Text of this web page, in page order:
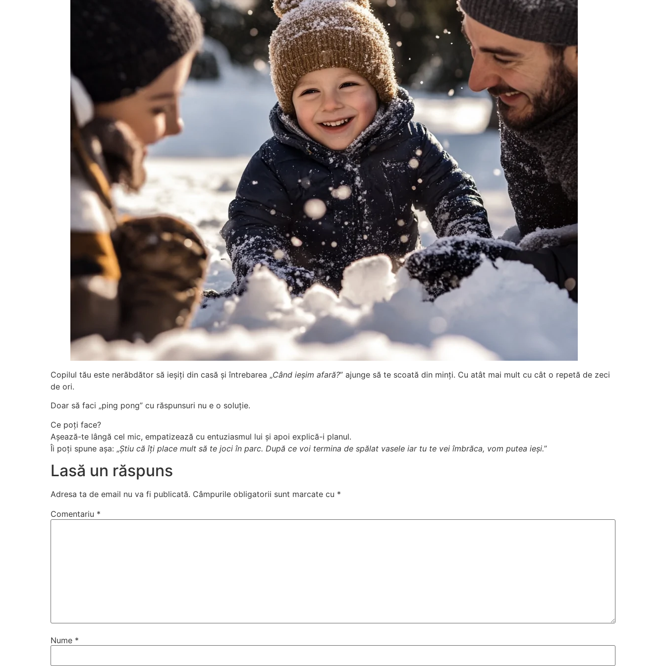
Copilul tău este nerăbdător să ieșiți din casă și întrebarea „Când ieșim afară?” ajunge să te scoată din minți. Cu atât mai mult cu cât o repetă de zeci
de ori.
Doar să faci „ping pong” cu răspunsuri nu e o soluție.
Ce poți face?
Așează-te lângă cel mic, empatizează cu entuziasmul lui și apoi explică-i planul.
Îi poți spune așa: „Știu că îți place mult să te joci în parc. După ce voi termina de spălat vasele iar tu te vei îmbrăca, vom putea ieși.”
Lasă un răspuns
Adresa ta de email nu va fi publicată. Câmpurile obligatorii sunt marcate cu *
Comentariu *
Nume *